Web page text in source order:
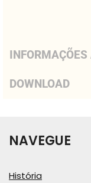
DOWNLOAD
NAVEGUE
História